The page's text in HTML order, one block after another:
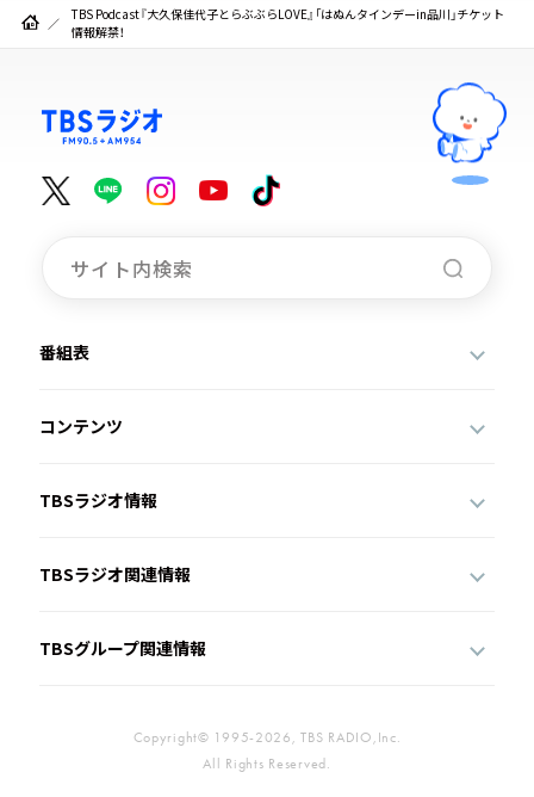
TBS Podcast『大久保佳代子とらぶぶらLOVE』「はぬんタインデーin品川」チケット
情報解禁！
番組表
コンテンツ
TBSラジオ情報
TBSラジオ関連情報
TBSグループ関連情報
Copyright© 1995-2026, TBS RADIO,Inc.
All Rights Reserved.